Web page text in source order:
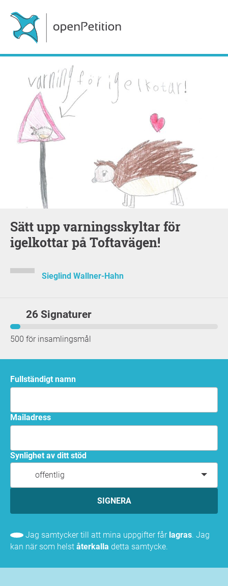
Sätt upp varningsskyltar för
igelkottar på Toftavägen!
Sieglind Wallner-Hahn
26 Signaturer
500 för insamlingsmål
Fullständigt namn
mailadress
Synlighet av ditt stöd
offentlig
SIGNERA
Jag samtycker till att mina uppgifter får lagras. Jag
kan när som helst återkalla detta samtycke.